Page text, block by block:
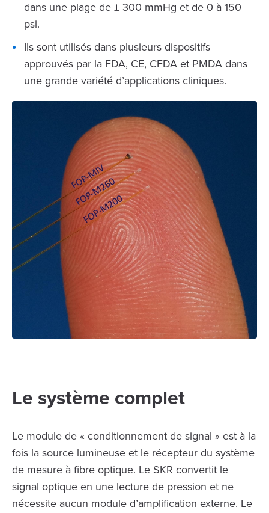
dans une plage de ± 300 mmHg et de 0 à 150
psi.
Ils sont utilisés dans plusieurs dispositifs
approuvés par la FDA, CE, CFDA et PMDA dans
une grande variété d’applications cliniques.
Le système complet
Le module de « conditionnement de signal » est à la
fois la source lumineuse et le récepteur du système
de mesure à fibre optique. Le SKR convertit le
signal optique en une lecture de pression et ne
nécessite aucun module d’amplification externe. Le